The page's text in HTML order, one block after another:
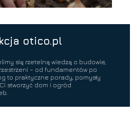
otico.pl
się rzetelną wiedzą o budowie,
– od fundamentów po
to praktyczne porady, pomysły
stworzyć dom i ogród